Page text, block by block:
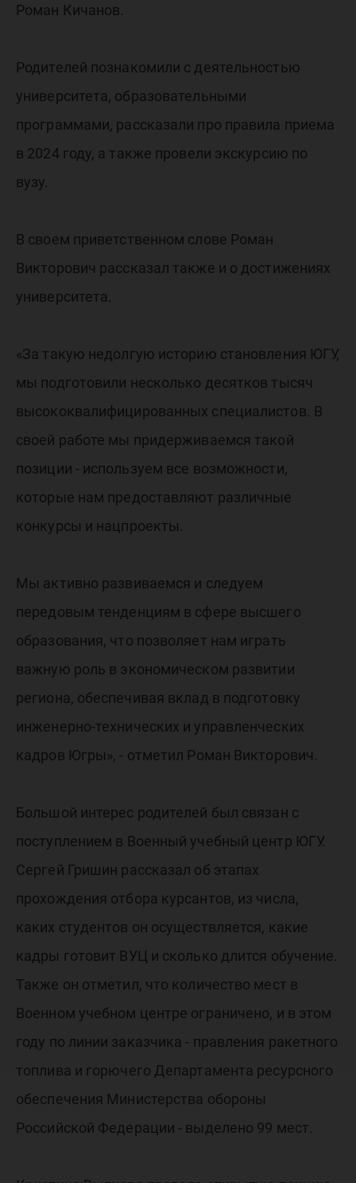
Роман Кичанов.
Родителей познакомили с деятельностью
университета, образовательными
программами, рассказали про правила приема
в 2024 году, а также провели экскурсию по
вузу.
В своем приветственном слове Роман
Викторович рассказал также и о достижениях
университета.
«За такую недолгую историю становления ЮГУ,
мы подготовили несколько десятков тысяч
высококвалифицированных специалистов. В
своей работе мы придерживаемся такой
позиции - используем все возможности,
которые нам предоставляют различные
конкурсы и нацпроекты.
Мы активно развиваемся и следуем
передовым тенденциям в сфере высшего
образования, что позволяет нам играть
важную роль в экономическом развитии
региона, обеспечивая вклад в подготовку
инженерно-технических и управленческих
кадров Югры», - отметил Роман Викторович.
Большой интерес родителей был связан с
поступлением в Военный учебный центр ЮГУ.
Сергей Гришин рассказал об этапах
прохождения отбора курсантов, из числа,
каких студентов он осуществляется, какие
кадры готовит ВУЦ и сколько длится обучение.
Также он отметил, что количество мест в
Военном учебном центре ограничено, и в этом
году по линии заказчика - правления ракетного
топлива и горючего Департамента ресурсного
обеспечения Министерства обороны
Российской Федерации - выделено 99 мест.